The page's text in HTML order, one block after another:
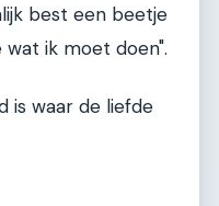
best een beetje
wat ik moet doen".
is waar de liefde